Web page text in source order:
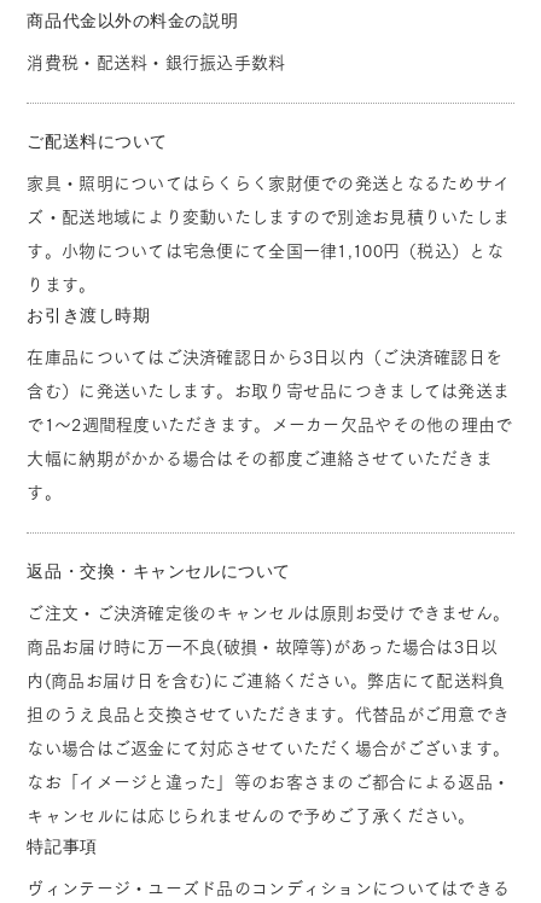
商品代金以外の料金の説明
消費税・配送料・銀行振込手数料
ご配送料について
家具・照明についてはらくらく家財便での発送となるためサイ
ズ・配送地域により変動いたしますので別途お見積りいたしま
す。小物については宅急便にて全国一律1,100円（税込）とな
ります。
お引き渡し時期
在庫品についてはご決済確認日から3日以内（ご決済確認日を
含む）に発送いたします。お取り寄せ品につきましては発送ま
で1～2週間程度いただきます。メーカー欠品やその他の理由で
大幅に納期がかかる場合はその都度ご連絡させていただきま
す。
返品・交換・キャンセルについて
ご注文・ご決済確定後のキャンセルは原則お受けできません。
商品お届け時に万一不良(破損・故障等)があった場合は3日以
内(商品お届け日を含む)にご連絡ください。弊店にて配送料負
担のうえ良品と交換させていただきます。代替品がご用意でき
ない場合はご返金にて対応させていただく場合がございます。
なお「イメージと違った」等のお客さまのご都合による返品・
キャンセルには応じられませんので予めご了承ください。
特記事項
ヴィンテージ・ユーズド品のコンディションについてはできる